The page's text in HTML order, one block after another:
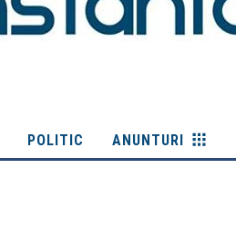
POLITIC ANUNTURI